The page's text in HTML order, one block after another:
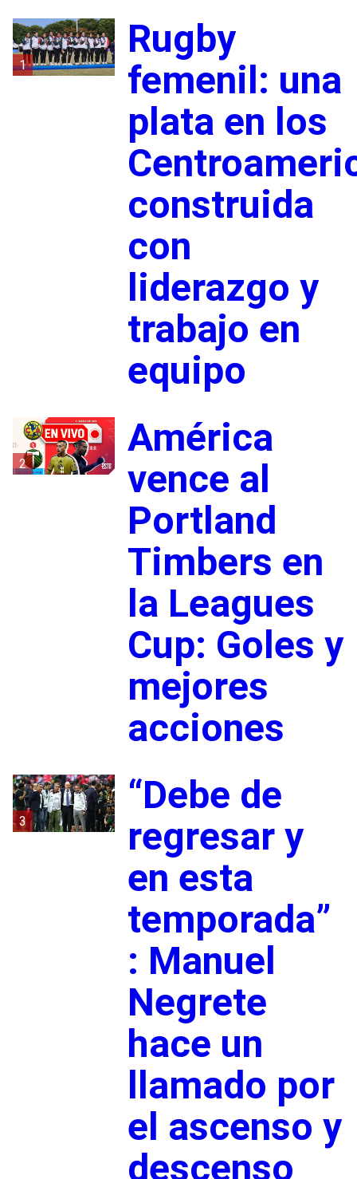
1
Rugby
femenil: una
plata en los
construida
con
liderazgo y
trabajo en
equipo
2
América
vence al
Portland
Timbers en
la Leagues
Cup: Goles y
mejores
acciones
3
“Debe de
regresar y
en esta
temporada”
: Manuel
Negrete
hace un
llamado por
el ascenso y
descenso